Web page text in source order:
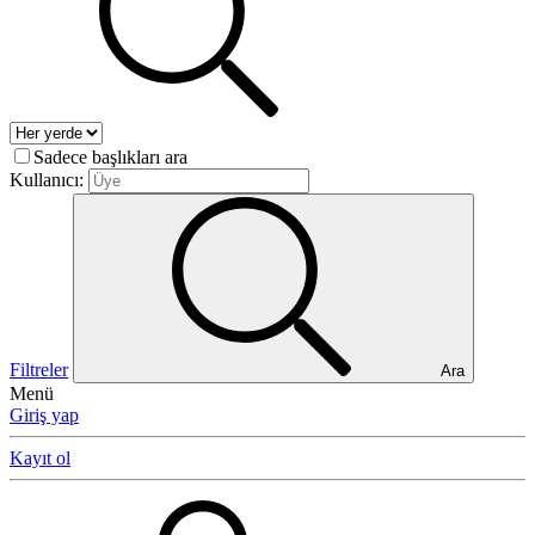
Sadece başlıkları ara
Kullanıcı:
Filtreler Ara
Menü
Giriş yap
Kayıt ol